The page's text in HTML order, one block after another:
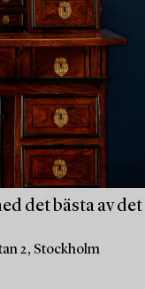
det bästa av det
2, Stockholm